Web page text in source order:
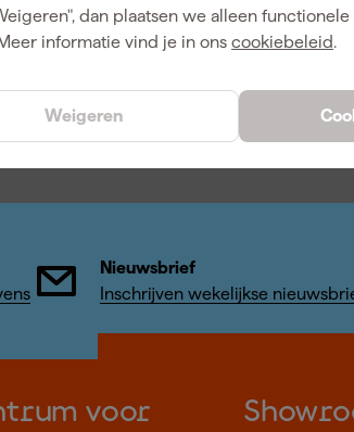
dan plaatsen we alleen
informatie vind je in ons cookiebeleid.
Weigeren
Nieuwsbrief
Inschrijven wekelijkse
voor